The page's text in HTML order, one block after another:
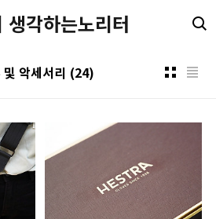
생각하는노리터
악세서리 (24)